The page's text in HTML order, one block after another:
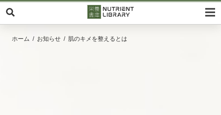
ホーム お知らせ 肌のキメを整えるとは